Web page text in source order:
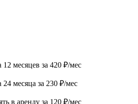
12 месяцев за 420 ₽/мес
24 месяца за 230 ₽/мес
в аренду за 120 ₽/мес